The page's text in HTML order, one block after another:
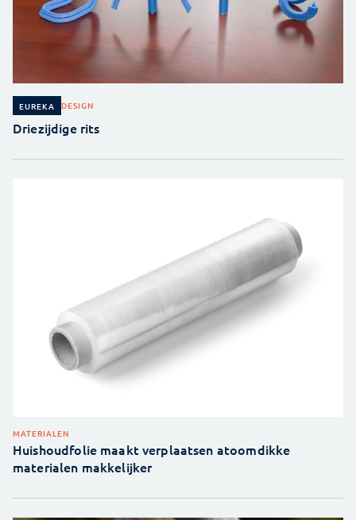
EUREKA DESIGN
Driezijdige rits
MATERIALEN
Huishoudfolie maakt verplaatsen atoomdikke
materialen makkelijker